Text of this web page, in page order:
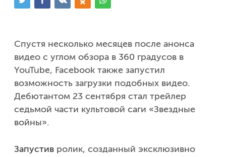
Одноклассники
Спустя несколько месяцев после анонса
видео с углом обзора в 360 градусов в
YouTube, Facebook также запустил
возможность загрузки подобных видео.
Дебютантом 23 сентября стал трейлер
седьмой части культовой саги «Звездные
войны».
Запустив ролик, созданный эксклюзивно